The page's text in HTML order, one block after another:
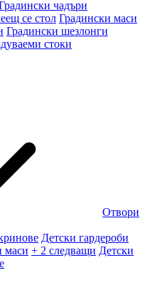
чадъри
се стол Градински маси
Градински шезлонги
стоки
Отвори
Детски гардероби
маси + 2 следващи Детски